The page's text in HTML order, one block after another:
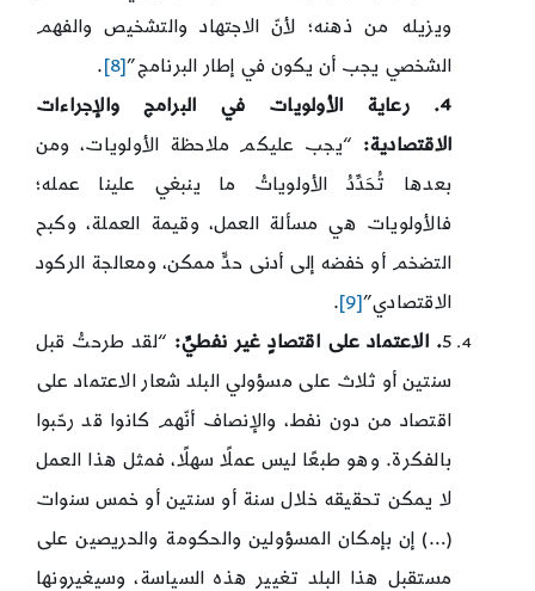
ويزيله من ذهنه؛ لأنّ الاجتهاد والتشخيص والفهم
الشخصي يجب أن يكون في إطار البرنامج”[8]
.
4. رعاية الأولويات في البرامج والإجراءات
الاقتصادية: “يجب عليكم ملاحظة الأولويات، ومن
بعدها تُحَدِّدُ الأولوياتُ ما ينبغي علينا عمله؛
فالأولويات هي مسألة العمل، وقيمة العملة، وكبح
التضخم أو خفضه إلى أدنى حدٍّ ممكن، ومعالجة الركود
الاقتصادي”[9]
.
5. الاعتماد على اقتصادٍ غير نفطيِّ: “لقد طرحتُ قبل
سنتين أو ثلاث على مسؤولي البلد شعار الاعتماد على
اقتصاد من دون نفط، والإنصاف أنّهم كانوا قد رحّبوا
بالفكرة. وهو طبعًا ليس عملًا سهلًا، فمثل هذا العمل
لا يمكن تحقيقه خلال سنة أو سنتين أو خمس سنوات
(…) إن بإمكان المسؤولين والحكومة والحريصين على
مستقبل هذا البلد تغيير هذه السياسة، وسيغيرونها